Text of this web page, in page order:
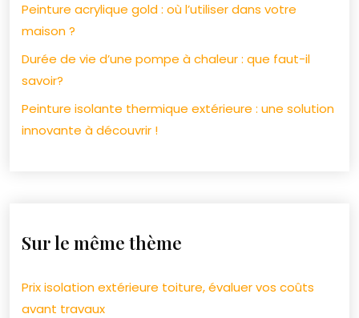
Peinture acrylique gold : où l’utiliser dans votre
maison ?
Durée de vie d’une pompe à chaleur : que faut-il
savoir?
Peinture isolante thermique extérieure : une solution
innovante à découvrir !
Sur le même thème
Prix isolation extérieure toiture, évaluer vos coûts
avant travaux